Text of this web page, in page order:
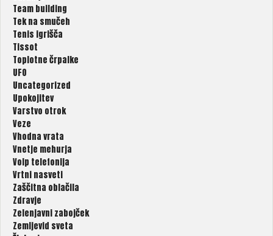
Team building
Tek na smučeh
Tenis igrišča
Tissot
Toplotne črpalke
UFO
Uncategorized
Upokojitev
Varstvo otrok
Veze
Vhodna vrata
Vnetje mehurja
Voip telefonija
Vrtni nasveti
Zaščitna oblačila
Zdravje
Zelenjavni zabojček
Zemljevid sveta